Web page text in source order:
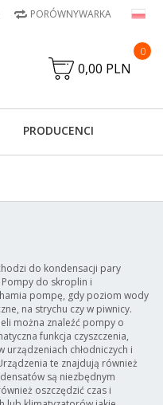
PORÓWNYWARKA
0,00 PLN
0
PRODUCENCI
do kondensacji pary
do skroplin i
pompę, gdy poziom wody
na strychu czy w piwnicy.
można znaleźć pompy o
funkcja czyszczenia,
chłodniczych i
te znajdują również
są niezbędnym
oszczędzić czas i